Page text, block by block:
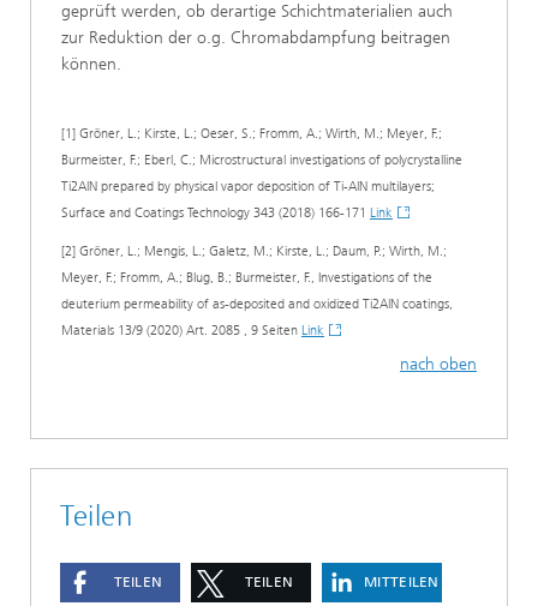
geprüft werden, ob derartige Schichtmaterialien auch
zur Reduktion der o.g. Chromabdampfung beitragen
können.
[1] Gröner, L.; Kirste, L.; Oeser, S.; Fromm, A.; Wirth, M.; Meyer, F.;
Burmeister, F.; Eberl, C.; Microstructural investigations of polycrystalline
Ti2AlN prepared by physical vapor deposition of Ti-AlN multilayers;
Surface and Coatings Technology 343 (2018) 166-171 Link
[2] Gröner, L.; Mengis, L.; Galetz, M.; Kirste, L.; Daum, P.; Wirth, M.;
Meyer, F.; Fromm, A.; Blug, B.; Burmeister, F., Investigations of the
deuterium permeability of as-deposited and oxidized Ti2AlN coatings,
Materials 13/9 (2020) Art. 2085 , 9 Seiten Link
nach oben
Teilen
TEILEN TEILEN MITTEILEN